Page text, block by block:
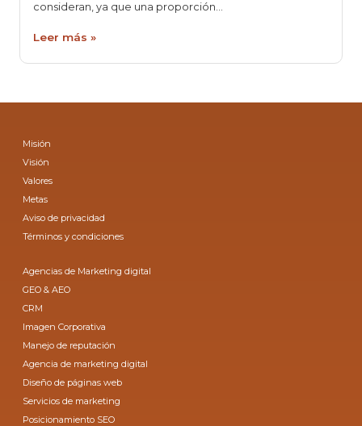
consideran, ya que una proporción…
Leer más »
Misión
Visión
Valores
Metas
Aviso de privacidad
Términos y condiciones
Agencias de Marketing digital
GEO & AEO
CRM
Imagen Corporativa
Manejo de reputación
Agencia de marketing digital
Diseño de páginas web
Servicios de marketing
Posicionamiento SEO